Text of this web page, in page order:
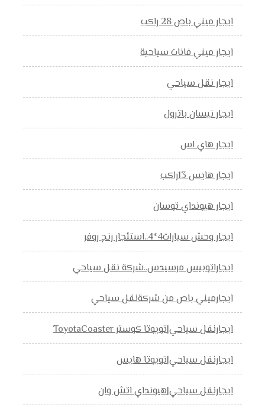
ايجار ميني باص 28 راكب
ايجار ميني فانات سياحية
ايجار نقل سياحي
ايجار نيسان باترول
ايجار هاي اس
ايجار هايس 13راكب
ايجار هيونداي توسان
ايجار وحش سيارات4*4..استئجار رنج روفر
ايجاراتوبيس مرسيدس..شركة نقل سياحي
ايجارميني باص من شركةنقل سياحي
ايجارنقل سياحي|تويوتا كوستر ToyotaCoaster
ايجارنقل سياحي|تويوتا هايس
ايجارنقل سياحي|هيونداي اتش وان